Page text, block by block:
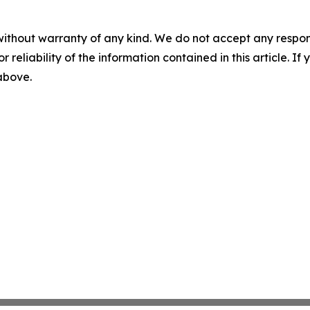
warranty of any kind. We do not accept any
reliability of the information contained in this article. If